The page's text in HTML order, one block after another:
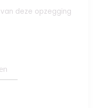
deze opzegging